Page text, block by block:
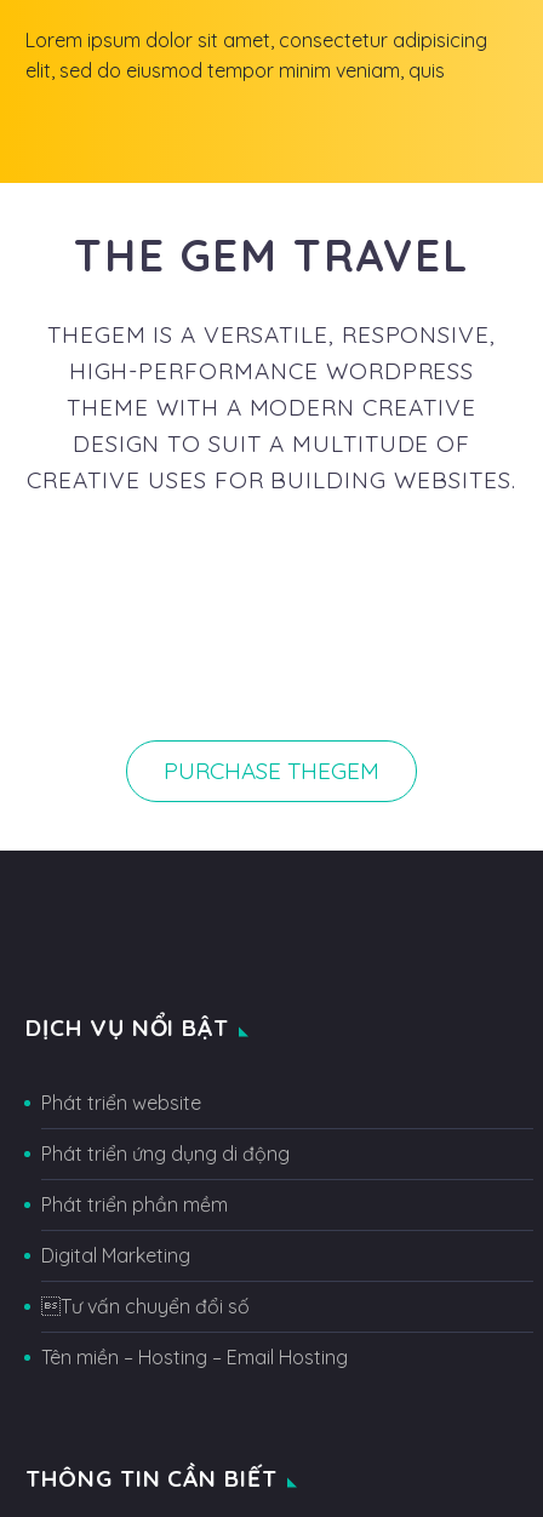
Lorem ipsum dolor sit amet, consectetur adipisicing
elit, sed do eiusmod tempor minim veniam, quis
THE GEM TRAVEL
THEGEM IS A VERSATILE, RESPONSIVE,
HIGH-PERFORMANCE WORDPRESS
THEME WITH A MODERN CREATIVE
DESIGN TO SUIT A MULTITUDE OF
CREATIVE USES FOR BUILDING WEBSITES.
PURCHASE THEGEM
DỊCH VỤ NỔI BẬT
Phát triển website
Phát triển ứng dụng di động
Phát triển phần mềm
Digital Marketing
Tư vấn chuyển đổi số
Tên miền – Hosting – Email Hosting
THÔNG TIN CẦN BIẾT